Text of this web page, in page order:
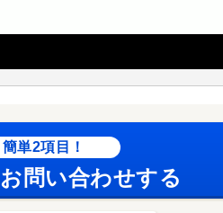
単2項目！
問い合わせする